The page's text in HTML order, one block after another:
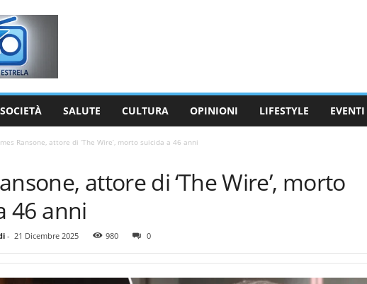
SOCIETÀ SALUTE CULTURA OPINIONI LIFESTYLE EVENTI
Ransone, attore di ‘The Wire’, morto suicida a 46 anni
attore di ‘The Wire’, morto
46 anni
- 21 Dicembre 2025 980 0